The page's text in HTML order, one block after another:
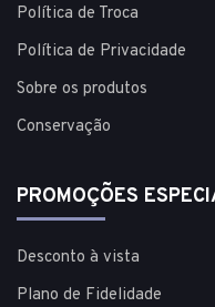
Política de Troca
Política de Privacidade
Sobre os produtos
Conservação
PROMOÇÕES
Desconto à vista
Plano de Fidelidade